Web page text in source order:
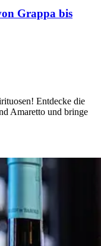
Grappa bis
Entdecke die
Amaretto und bringe